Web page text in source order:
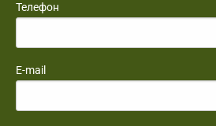
Телефон
E-mail